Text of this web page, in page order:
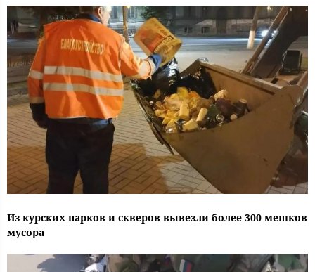
Из курских парков и скверов вывезли более 300 мешков
мусора